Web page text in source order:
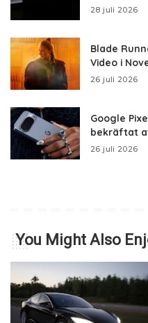
28 juli 2026
Blade
Video i
26 juli 2026
Google
bekräftat
26 juli 2026
You Might Also